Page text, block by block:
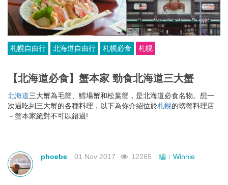
札幌自由行 北海道自由行 札幌必食 札幌
【北海道必食】蟹本家 勁食北海道三大蟹
北海道三大蟹為毛蟹、鱈場蟹和松葉蟹，是北海道必食名物。想一
次過吃到三大蟹的各種料理，以下為你介紹位於札幌的螃蟹料理店
－蟹本家絕對不可以錯過!
phoebe 01 Nov 2017 12265 編：Winnie